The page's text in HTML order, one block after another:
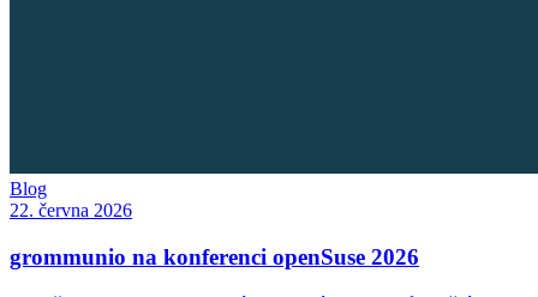
Blog
22. června 2026
grommunio na konferenci openSuse 2026